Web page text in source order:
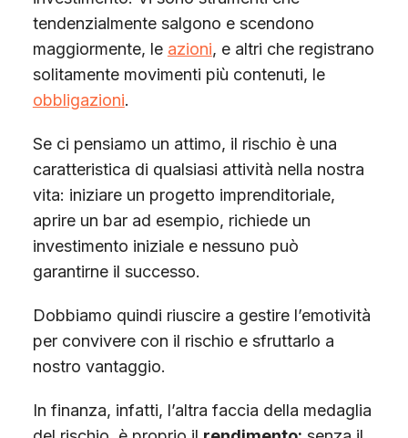
tendenzialmente salgono e scendono
maggiormente, le azioni, e altri che registrano
solitamente movimenti più contenuti, le
obbligazioni.
Se ci pensiamo un attimo, il rischio è una
caratteristica di qualsiasi attività nella nostra
vita: iniziare un progetto imprenditoriale,
aprire un bar ad esempio, richiede un
investimento iniziale e nessuno può
garantirne il successo.
Dobbiamo quindi riuscire a gestire l’emotività
per convivere con il rischio e sfruttarlo a
nostro vantaggio.
In finanza, infatti, l’altra faccia della medaglia